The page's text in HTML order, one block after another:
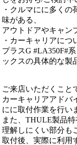
・クルマにに多く
味がある、
アウトドアやキャン
・カーキャリアに
プラスG #LA350F#
ックスの具体的な製
ご来店いただくこと
カーキャリアアド
にに取付作業を行い
また、THULE製品
理解しにくい部分も
取付後、実際に利用